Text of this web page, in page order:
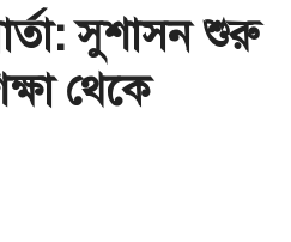
সুশাসন শুরু
থেকে